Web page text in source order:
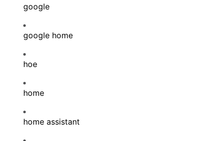
google
google home
hoe
home
home assistant